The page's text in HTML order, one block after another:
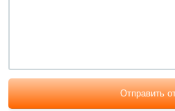
Отправить